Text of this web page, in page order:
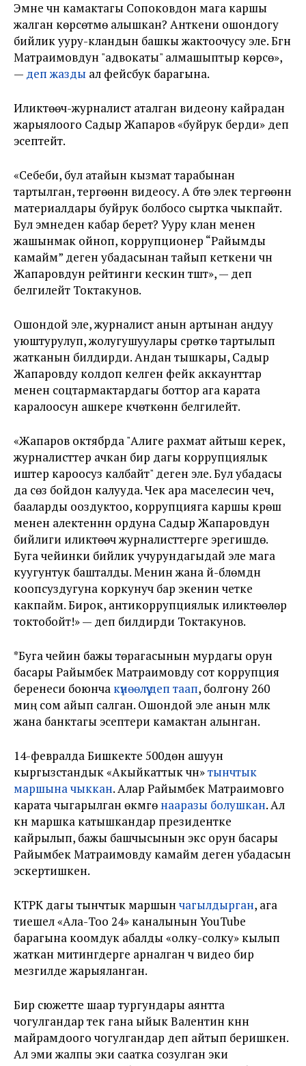
Эмне үчүн камактагы Сопоковдон мага каршы
жалган көрсөтмө алышкан? Анткени ошондогу
бийлик ууру-кландын башкы жактоочусу эле. Бүгүн
Матраимовдун "адвокаты" алмашыптыр көрсө»,
— деп жазды ал фейсбук барагына.
Иликтөөчү-журналист аталган видеону кайрадан
жарыялоого Садыр Жапаров «буйрук берди» деп
эсептейт.
«Себеби, бул атайын кызмат тарабынан
тартылган, тергөөнүн видеосу. А бүтө элек тергөөнүн
материалдары буйрук болбосо сыртка чыкпайт.
Бул эмнеден кабар берет? Ууру клан менен
жашынмак ойноп, коррупционер “Райымды
камайм” деген убадасынан тайып кеткени үчүн
Жапаровдун рейтинги кескин түштү», — деп
белгилейт Токтакунов.
Ошондой эле, журналист анын артынан аңдуу
уюштурулуп, жолугушуулары сүрөткө тартылып
жатканын билдирди. Андан тышкары, Садыр
Жапаровду колдоп келген фейк аккаунттар
менен соцтармактардагы боттор ага карата
каралоосун ашкере күчөткөнүн белгилейт.
«Жапаров октябрда "Алиге рахмат айтыш керек,
журналисттер ачкан бир дагы коррупциялык
иштер кароосуз калбайт" деген эле. Бул убадасы
да сөз бойдон калууда. Чек ара маселесин чечүү,
бааларды ооздуктоо, коррупцияга каршы күрөшүү
менен алектенүүнүн ордуна Садыр Жапаровдун
бийлиги иликтөөчү журналисттерге эрегишүүдө.
Буга чейинки бийлик учурундагыдай эле мага
куугунтук башталды. Менин жана үй-бүлөмдүн
коопсуздугуна коркунуч бар экенин четке
какпайм. Бирок, антикоррупциялык иликтөөлөр
токтобойт!» — деп билдирди Токтакунов.
*Буга чейин бажы төрагасынын мурдагы орун
басары Райымбек Матраимовду сот коррупция
беренеси боюнча күнөөлүү деп таап, болгону 260
миң сом айып салган. Ошондой эле анын мүлкү
жана банктагы эсептери камактан алынган.
14-февралда Бишкекте 500дөн ашуун
кыргызстандык «Акыйкаттык үчүн»тынчтык
маршына чыккан. Алар Райымбек Матраимовго
карата чыгарылган өкүмгө нааразы болушкан. Ал
күнү маршка катышкандар президентке
кайрылып, бажы башчысынын экс орун басары
Райымбек Матраимовду камайм деген убадасын
эскертишкен.
КТРК дагы тынчтык маршын чагылдырган, ага
тиешелүү «Ала-Тоо 24» каналынын YouTube
барагына коомдук абалды «олку-солку» кылып
жаткан митингдерге арналган үч видео бир
мезгилде жарыяланган.
Бир сюжетте шаар тургундары аянтта
чогулгандар тек гана ыйык Валентин күнүн
майрамдоого чогулгандар деп айтып беришкен.
Ал эми жалпы эки саатка созулган эки